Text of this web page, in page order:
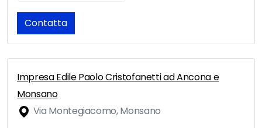
Contatta
Impresa Edile Paolo Cristofanetti ad Ancona e
Monsano
Via Montegiacomo, Monsano